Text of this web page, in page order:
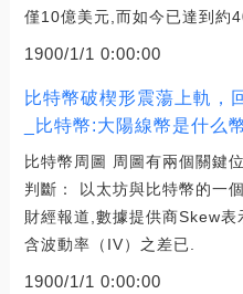
僅10億美元,而如今已達到約
1900/1/1 0:00:00
比特幣破楔形震蕩上軌，
_比特幣:大陽線幣是什么
比特幣周圖 周圖有兩個關鍵
判斷： 以太坊與比特幣的一
財經報道,數據提供商Skew
含波動率（IV）之差已.
1900/1/1 0:00:00